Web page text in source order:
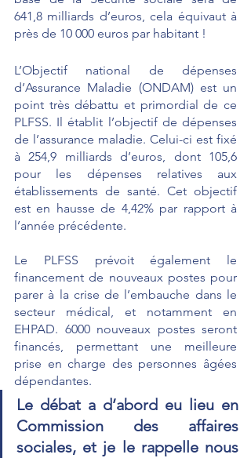
641,8 milliards d’euros, cela équivaut à
près de 10 000 euros par habitant !
L’Objectif national de dépenses
d’Assurance Maladie (ONDAM) est un
point très débattu et primordial de ce
PLFSS. Il établit l’objectif de dépenses
de l’assurance maladie. Celui-ci est fixé
à 254,9 milliards d’euros, dont 105,6
pour les dépenses relatives aux
établissements de santé. Cet objectif
est en hausse de 4,42% par rapport à
l’année précédente.
Le PLFSS prévoit également le
financement de nouveaux postes pour
parer à la crise de l’embauche dans le
secteur médical, et notamment en
EHPAD. 6000 nouveaux postes seront
financés, permettant une meilleure
prise en charge des personnes âgées
dépendantes.
Le débat a d’abord eu lieu en
Commission des affaires
sociales, et je le rappelle nous